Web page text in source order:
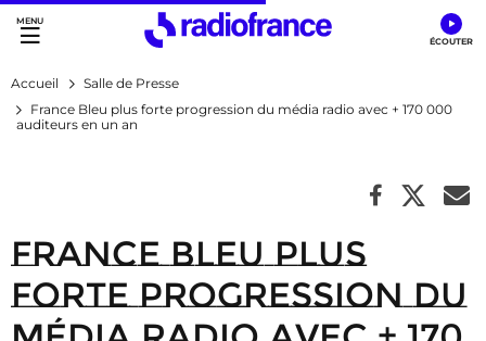
Accès direct :
Menu principal
Contenu
Accueil
Salle de Presse
France Bleu plus forte progression du média radio avec + 170 000
auditeurs en un an
France Bleu plus
forte progression du